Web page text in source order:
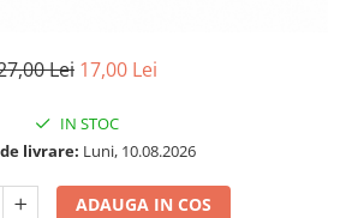
Lei 17,00 Lei
IN STOC
livrare: Luni, 10.08.2026
ADAUGA IN COS